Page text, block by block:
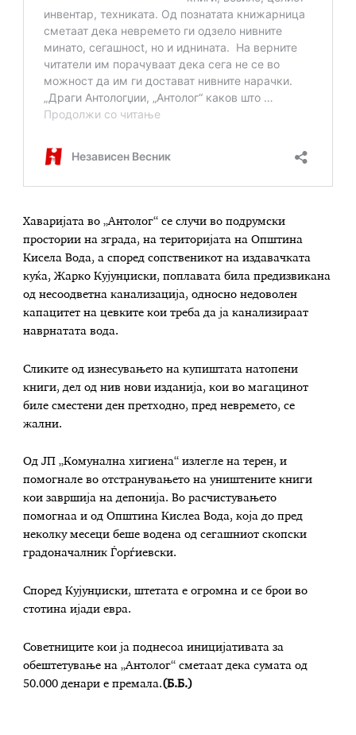
Хаваријата во „Антолог“ се случи во подрумски
простории на зграда, на територијата на Општина
Кисела Вода, а според сопственикот на издавачката
куќа, Жарко Кујунџиски, поплавата била предизвикана
од несоодветна канализација, односно недоволен
капацитет на цевките кои треба да ја канализираат
наврнатата вода.
Сликите од изнесувањето на купиштата натопени
книги, дел од нив нови изданија, кои во магацинот
биле сместени ден претходно, пред невремето, се
жални.
Од ЈП „Комунална хигиена“ излегле на терен, и
помогнале во отстранувањето на уништените книги
кои завршија на депонија. Во расчистувањето
помогнаа и од Општина Кислеа Вода, која до пред
неколку месеци беше водена од сегашниот скопски
градоначалник Ѓорѓиевски.
Според Кујунџиски, штетата е огромна и се брои во
стотина ијади евра.
Советниците кои ја поднесоа иницијативата за
обештетување на „Антолог“ сметаат дека сумата од
50.000 денари е премала.(Б.Б.)